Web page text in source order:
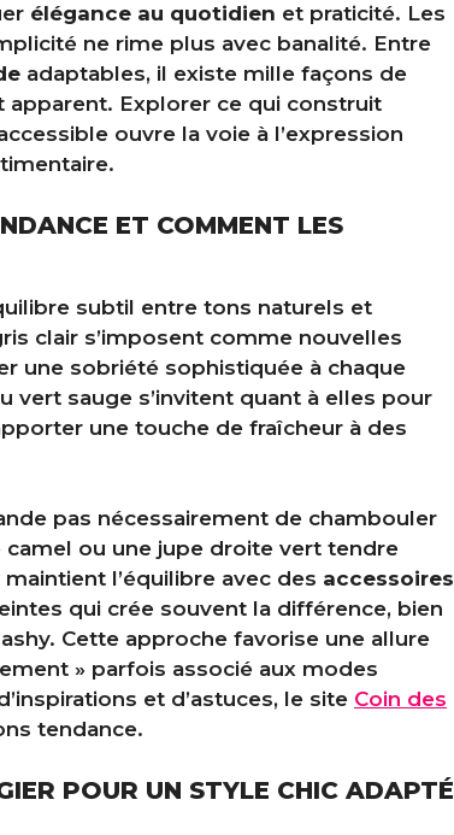
élégance au quotidien et praticité. Les
ne rime plus avec banalité. Entre
adaptables, il existe mille façons de
apparent. Explorer ce qui construit
ouvre la voie à l’expression
ET COMMENT LES
subtil entre tons naturels et
clair s’imposent comme nouvelles
une sobriété sophistiquée à chaque
vert sauge s’invitent quant à elles pour
une touche de fraîcheur à des
pas nécessairement de chambouler
ou une jupe droite vert tendre
l’équilibre avec des accessoires
qui crée souvent la différence, bien
Cette approche favorise une allure
» parfois associé aux modes
et d’astuces, le site Coin des
tendance.
POUR UN STYLE CHIC ADAPTÉ